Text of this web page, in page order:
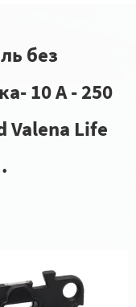
без
10 A - 250
Valena Life